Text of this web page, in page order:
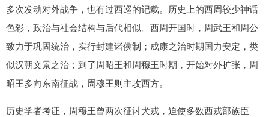
多次发动对外战争，也有过西巡的记载。历史上的西周较少神话
色彩，政治与社会结构与后代相似。西周开国时，周武王和周公
致力于巩固统治，实行封建诸侯制；成康之治时期国力安定，类
似汉朝文景之治；到了周昭王和周穆王时期，开始对外扩张，周
昭王多向东南征战，周穆王则主攻西方。
历史学者考证，周穆王曾两次征讨犬戎，迫使多数西戎部族臣